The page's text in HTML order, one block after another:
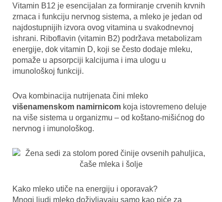
Vitamin B12 je esencijalan za formiranje crvenih krvnih
zrnaca i funkciju nervnog sistema, a mleko je jedan od
najdostupnijih izvora ovog vitamina u svakodnevnoj
ishrani. Riboflavin (vitamin B2) podržava metabolizam
energije, dok vitamin D, koji se često dodaje mleku,
pomaže u apsorpciji kalcijuma i ima ulogu u
imunološkoj funkciji.
Ova kombinacija nutrijenata čini mleko
višenamenskom namirnicom koja istovremeno deluje
na više sistema u organizmu – od koštano-mišićnog do
nervnog i imunološkog.
Kako mleko utiče na energiju i oporavak?
Mnogi ljudi mleko doživljavaju samo kao piće za